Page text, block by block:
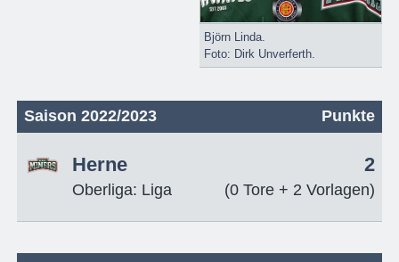
Björn Linda.
Foto: Dirk Unverferth.
Saison 2022/2023 Punkte
Herne
Oberliga: Liga
2
(0 Tore + 2 Vorlagen)